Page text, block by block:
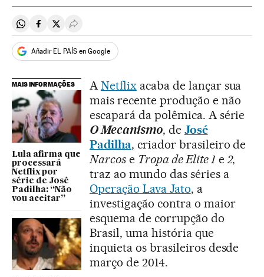
Compartir en Whatsapp
Compartir en Facebook
Compartir en Twitter
Desplegar Redes Sociales
Añadir EL PAÍS en Google
MAIS INFORMAÇÕES
Lula afirma que
processará
Netflix por
série de José
Padilha: “Não
vou aceitar”
ANetflixacaba de lançar sua
mais recente produção e não
escapará da polêmica. A série
O Mecanismo, de José
Padilha, criador brasileiro de
Narcose Tropa de Elite 1 e2,
traz ao mundo das séries a
Operação Lava Jato, a
investigação contra o maior
esquema de corrupção do
Brasil, uma história que
inquieta os brasileiros desde
março de 2014.